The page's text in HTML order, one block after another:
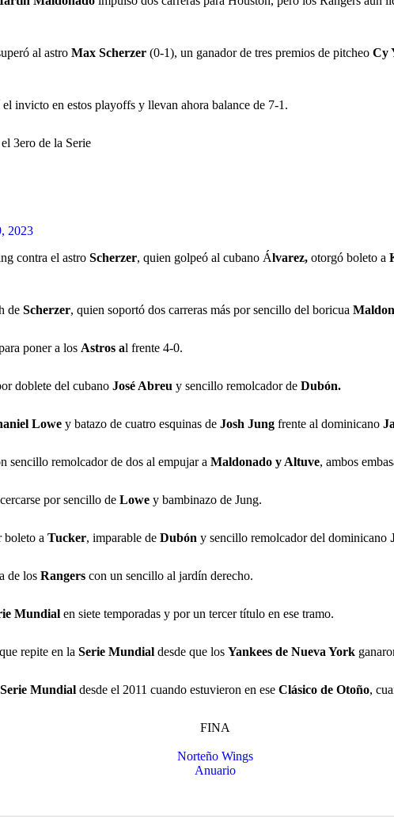
al astro Max Scherzer (0-1), un ganador de tres premios de pitcheo Cy
invicto en estos playoffs y llevan ahora balance de 7-1.
3ero de la Serie
2023
contra el astro Scherzer, quien golpeó al cubano Álvarez, otorgó boleto a
de Scherzer, quien soportó dos carreras más por sencillo del boricua
poner a los Astros al frente 4-0.
doblete del cubano José Abreu y sencillo remolcador de Dubón.
Lowe y batazo de cuatro esquinas de Josh Jung frente al dominicano
sencillo remolcador de dos al empujar a Maldonado y Altuve, ambos
por sencillo de Lowe y bambinazo de Jung.
boleto a Tucker, imparable de Dubón y sencillo remolcador del dominicano
de los Rangers con un sencillo al jardín derecho.
Mundial en siete temporadas y por un tercer título en ese tramo.
repite en la Serie Mundial desde que los Yankees de Nueva York
Serie Mundial desde el 2011 cuando estuvieron en ese Clásico de Otoño,